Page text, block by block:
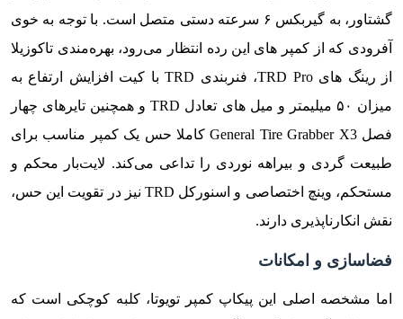
گشتاور، به گیربکس ۶ سرعته دستی متصل است. با توجه به خوی
آفرودی که از کمپر های این رده انتظار می‌رود، بهره‌مندی تاکوزیلا
از رینگ های TRD Pro، فنربندی TRD با کیت افزایش ارتفاع به
میزان ۵۰ میلیمتر و میل های تعادل TRD و همچنین تایرهای چهار
فصل General Tire Grabber X3 کاملا حس یک کمپر مناسب برای
طبیعت گردی و بیراهه نوردی را تداعی می‌کند. لایت‌بار محکم و
مستحکم، وینچ اختصاصی و اسنورکل TRD نیز در تقویت این حس،
نقش انکارناپذیری دارند.
فضاسازی و امکانات
اما مشخصه اصلی این پیکاپ کمپر تویوتا، کلبه کوچکی است که